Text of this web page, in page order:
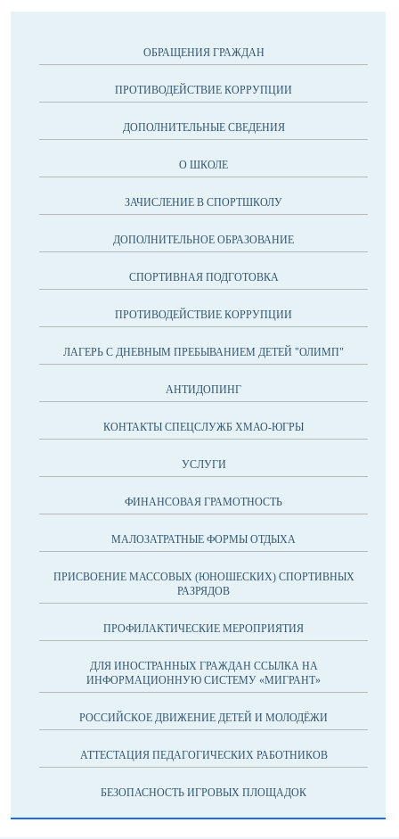
ОБРАЩЕНИЯ ГРАЖДАН
ПРОТИВОДЕЙСТВИЕ КОРРУПЦИИ
ДОПОЛНИТЕЛЬНЫЕ СВЕДЕНИЯ
О ШКОЛЕ
ЗАЧИСЛЕНИЕ В СПОРТШКОЛУ
ДОПОЛНИТЕЛЬНОЕ ОБРАЗОВАНИЕ
СПОРТИВНАЯ ПОДГОТОВКА
ПРОТИВОДЕЙСТВИЕ КОРРУПЦИИ
ЛАГЕРЬ С ДНЕВНЫМ ПРЕБЫВАНИЕМ ДЕТЕЙ "ОЛИМП"
АНТИДОПИНГ
КОНТАКТЫ СПЕЦСЛУЖБ ХМАО-ЮГРЫ
УСЛУГИ
ФИНАНСОВАЯ ГРАМОТНОСТЬ
МАЛОЗАТРАТНЫЕ ФОРМЫ ОТДЫХА
ПРИСВОЕНИЕ МАССОВЫХ (ЮНОШЕСКИХ) СПОРТИВНЫХ
РАЗРЯДОВ
ПРОФИЛАКТИЧЕСКИЕ МЕРОПРИЯТИЯ
ДЛЯ ИНОСТРАННЫХ ГРАЖДАН ССЫЛКА НА
ИНФОРМАЦИОННУЮ СИСТЕМУ «МИГРАНТ»
РОССИЙСКОЕ ДВИЖЕНИЕ ДЕТЕЙ И МОЛОДЁЖИ
АТТЕСТАЦИЯ ПЕДАГОГИЧЕСКИХ РАБОТНИКОВ
БЕЗОПАСНОСТЬ ИГРОВЫХ ПЛОЩАДОК